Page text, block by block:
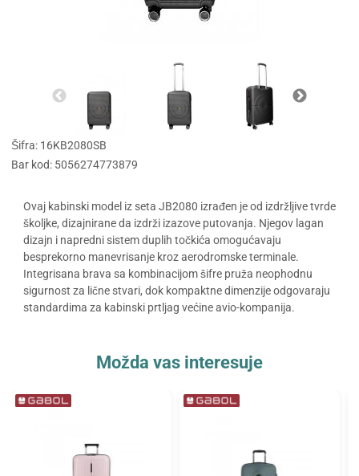
Šifra: 16KB2080SB
Bar kod: 5056274773879
Ovaj kabinski model iz seta JB2080 izrađen je od izdržljive tvrde
školjke, dizajnirane da izdrži izazove putovanja. Njegov lagan
dizajn i napredni sistem duplih točkića omogućavaju
besprekorno manevrisanje kroz aerodromske terminale.
Integrisana brava sa kombinacijom šifre pruža neophodnu
sigurnost za lične stvari, dok kompaktne dimenzije odgovaraju
standardima za kabinski prtljag većine avio-kompanija.
Možda vas interesuje